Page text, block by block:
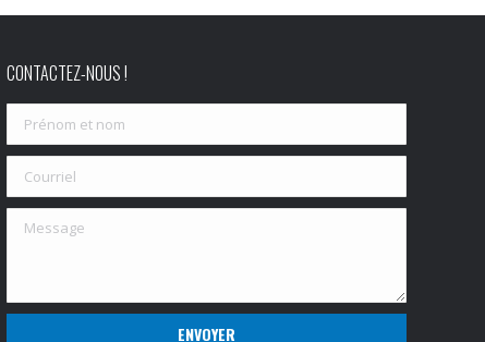
CONTACTEZ-NOUS !